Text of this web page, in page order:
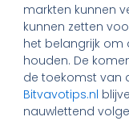
markten kunnen
kunnen zetten
het belangrijk om
houden. De
de toekomst van
Bitvavotips.nl
nauwlettend